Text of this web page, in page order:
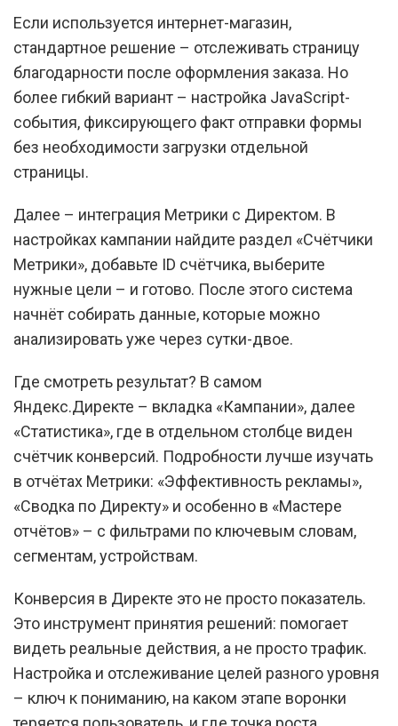
Если используется интернет-магазин,
стандартное решение – отслеживать страницу
благодарности после оформления заказа. Но
более гибкий вариант – настройка JavaScript-
события, фиксирующего факт отправки формы
без необходимости загрузки отдельной
страницы.
Далее – интеграция Метрики с Директом. В
настройках кампании найдите раздел «Счётчики
Метрики», добавьте ID счётчика, выберите
нужные цели – и готово. После этого система
начнёт собирать данные, которые можно
анализировать уже через сутки-двое.
Где смотреть результат? В самом
Яндекс.Директе – вкладка «Кампании», далее
«Статистика», где в отдельном столбце виден
счётчик конверсий. Подробности лучше изучать
в отчётах Метрики: «Эффективность рекламы»,
«Сводка по Директу» и особенно в «Мастере
отчётов» – с фильтрами по ключевым словам,
сегментам, устройствам.
Конверсия в Директе это не просто показатель.
Это инструмент принятия решений: помогает
видеть реальные действия, а не просто трафик.
Настройка и отслеживание целей разного уровня
– ключ к пониманию, на каком этапе воронки